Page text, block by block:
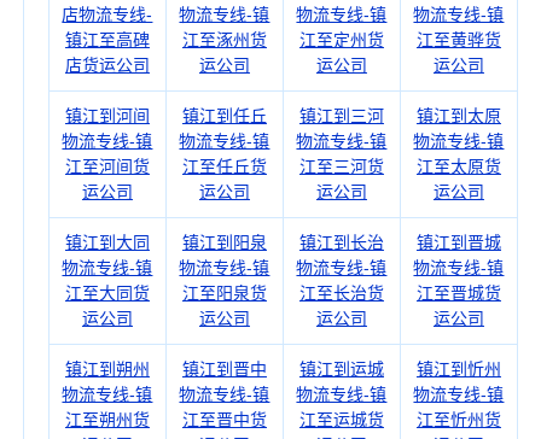
店物流专线-
镇江至高碑
店货运公司
物流专线-镇
江至涿州货
运公司
物流专线-镇
江至定州货
运公司
物流专线-镇
江至黄骅货
运公司
镇江到河间
物流专线-镇
江至河间货
运公司
镇江到任丘
物流专线-镇
江至任丘货
运公司
镇江到三河
物流专线-镇
江至三河货
运公司
镇江到太原
物流专线-镇
江至太原货
运公司
镇江到大同
物流专线-镇
江至大同货
运公司
镇江到阳泉
物流专线-镇
江至阳泉货
运公司
镇江到长治
物流专线-镇
江至长治货
运公司
镇江到晋城
物流专线-镇
江至晋城货
运公司
镇江到朔州
物流专线-镇
江至朔州货
镇江到晋中
物流专线-镇
江至晋中货
镇江到运城
物流专线-镇
江至运城货
镇江到忻州
物流专线-镇
江至忻州货